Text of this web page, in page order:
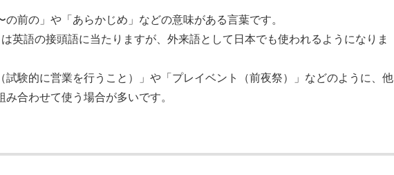
の前の」や「あらかじめ」などの意味がある言葉です。
は英語の接頭語に当たりますが、外来語として日本でも使われるようになりま
試験的に営業を行うこと）」や「プレイベント（前夜祭）」などのように、他
み合わせて使う場合が多いです。